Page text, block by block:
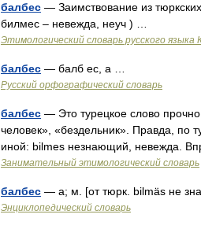
балбес — Заимствование из
билмес – невежда, неуч ) …
Этимологический словарь русского языка
балбес — балб ес, а …
Русский орфографический словарь
балбес — Это турецкое слово
человек», «бездельник». Правда, по
иной: bilmes незнающий, невежда.
Занимательный этимологический словарь
балбес — а; м. [от тюрк. bilmäs не
Энциклопедический словарь